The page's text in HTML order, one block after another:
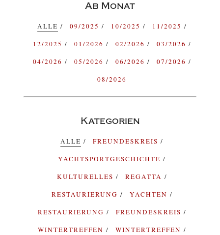
Ab Monat
ALLE 09/2025 10/2025
11/2025
12/2025
01/2026 02/2026
03/2026
04/2026
05/2026 06/2026
07/2026
08/2026
Kategorien
ALLE
FREUNDESKREIS
YACHTSPORTGESCHICHTE
KULTURELLES
REGATTA
RESTAURIERUNG
YACHTEN
RESTAURIERUNG
FREUNDESKREIS
WINTERTREFFEN
WINTERTREFFEN